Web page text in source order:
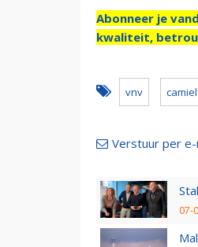
Abonneer je
kwaliteit,
vnv
Verstuur per e-
07-